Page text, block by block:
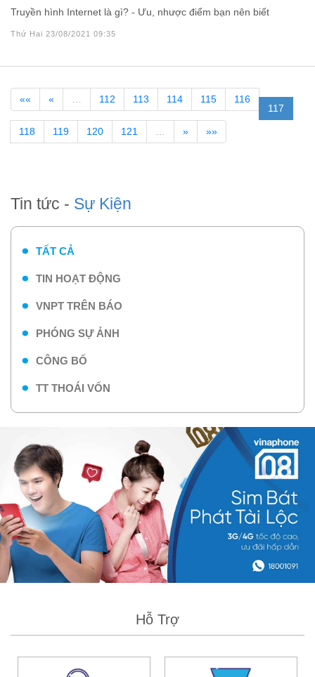
Truyền hình Internet là gì? - Ưu, nhược điểm bạn nên biết
Thứ Hai 23/08/2021 09:35
«« « … 112 113 114 115
116
117
118 119 120 121 … » »»
Tin tức - Sự Kiện
TẤT CẢ
TIN HOẠT ĐỘNG
VNPT TRÊN BÁO
PHÓNG SỰ ẢNH
CÔNG BỐ
TT THOÁI VỐN
Hỗ Trợ